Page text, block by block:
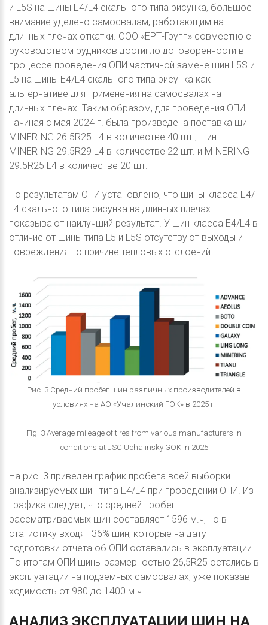
и L5S на шины Е4/L4 скального типа рисунка, большое
внимание уделено самосвалам, работающим на
длинных плечах откатки. ООО «ЕРТ-Групп» совместно с
руководством рудников достигло договоренности в
процессе проведения ОПИ частичной замене шин L5S и
L5 на шины Е4/L4 скального типа рисунка как
альтернативе для применения на самосвалах на
длинных плечах. Таким образом, для проведения ОПИ
начиная с мая 2024 г. была произведена поставка шин
MINERING 26.5R25 L4 в количестве 40 шт., шин
MINERING 29.5R29 L4 в количестве 22 шт. и MINERING
29.5R25 L4 в количестве 20 шт.
По результатам ОПИ установлено, что шины класса Е4/
L4 скального типа рисунка на длинных плечах
показывают наилучший результат. У шин класса Е4/L4 в
отличие от шины типа L5 и L5S отсутствуют выходы и
повреждения по причине тепловых отслоений.
Рис. 3 Средний пробег шин различных производителей в
условиях на АО «Учалинский ГОК» в 2025 г.
Fig. 3 Average mileage of tires from various manufacturers in
conditions at JSC Uchalinsky GOK in 2025
На рис. 3 приведен график пробега всей выборки
анализируемых шин типа Е4/L4 при проведении ОПИ. Из
графика следует, что средней пробег
рассматриваемых шин составляет 1596 м.ч, но в
статистику входят 36% шин, которые на дату
подготовки отчета об ОПИ оставались в эксплуатации.
По итогам ОПИ шины размерностью 26,5R25 остались в
эксплуатации на подземных самосвалах, уже показав
ходимость от 980 до 1400 м.ч.
АНАЛИЗ ЭКСПЛУАТАЦИИ ШИН НА